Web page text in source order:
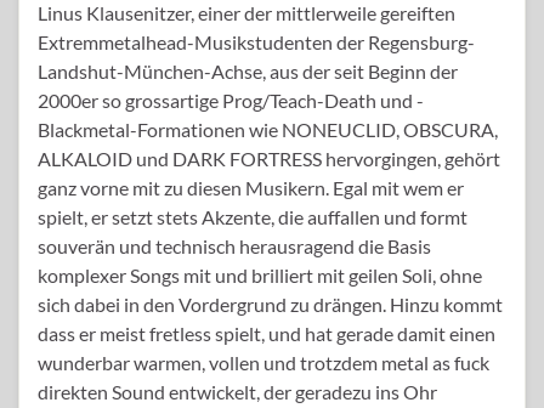
Linus Klausenitzer, einer der mittlerweile gereiften
Extremmetalhead-Musikstudenten der Regensburg-
Landshut-München-Achse, aus der seit Beginn der
2000er so grossartige Prog/Teach-Death und -
Blackmetal-Formationen wie NONEUCLID, OBSCURA,
ALKALOID und DARK FORTRESS hervorgingen, gehört
ganz vorne mit zu diesen Musikern. Egal mit wem er
spielt, er setzt stets Akzente, die auffallen und formt
souverän und technisch herausragend die Basis
komplexer Songs mit und brilliert mit geilen Soli, ohne
sich dabei in den Vordergrund zu drängen. Hinzu kommt
dass er meist fretless spielt, und hat gerade damit einen
wunderbar warmen, vollen und trotzdem metal as fuck
direkten Sound entwickelt, der geradezu ins Ohr